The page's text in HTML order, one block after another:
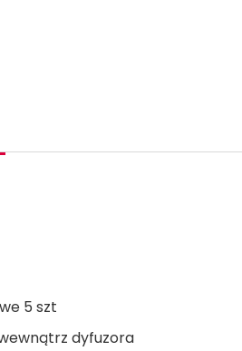
5 szt
dyfuzora